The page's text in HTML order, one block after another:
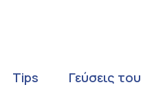
Tips Γεύσεις